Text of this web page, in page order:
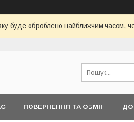
буде оброблено найближчим часом,
ПОВЕРНЕННЯ ТА ОБМІН